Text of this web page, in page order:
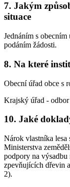
7. Jakým
situace
Jednáním s obecním
podáním žádosti.
8. Na které
Obecní úřad obce s
Krajský úřad -
10. Jaké
Nárok vlastníka lesa
Ministerstva
podpory na
zpevňujících dřevin
2).